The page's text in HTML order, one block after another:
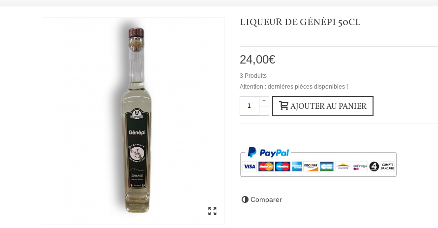
LIQUEUR DE GÉNÉPI 50CL
24,00€
3 Produits
Attention : dernières pièces disponibles !
-
+
AJOUTER AU PANIER
Comparer